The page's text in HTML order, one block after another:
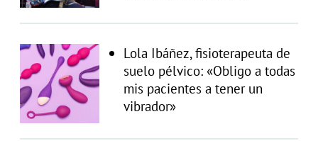
Lola Ibáñez, fisioterapeuta de
suelo pélvico: «Obligo a todas
mis pacientes a tener un
vibrador»